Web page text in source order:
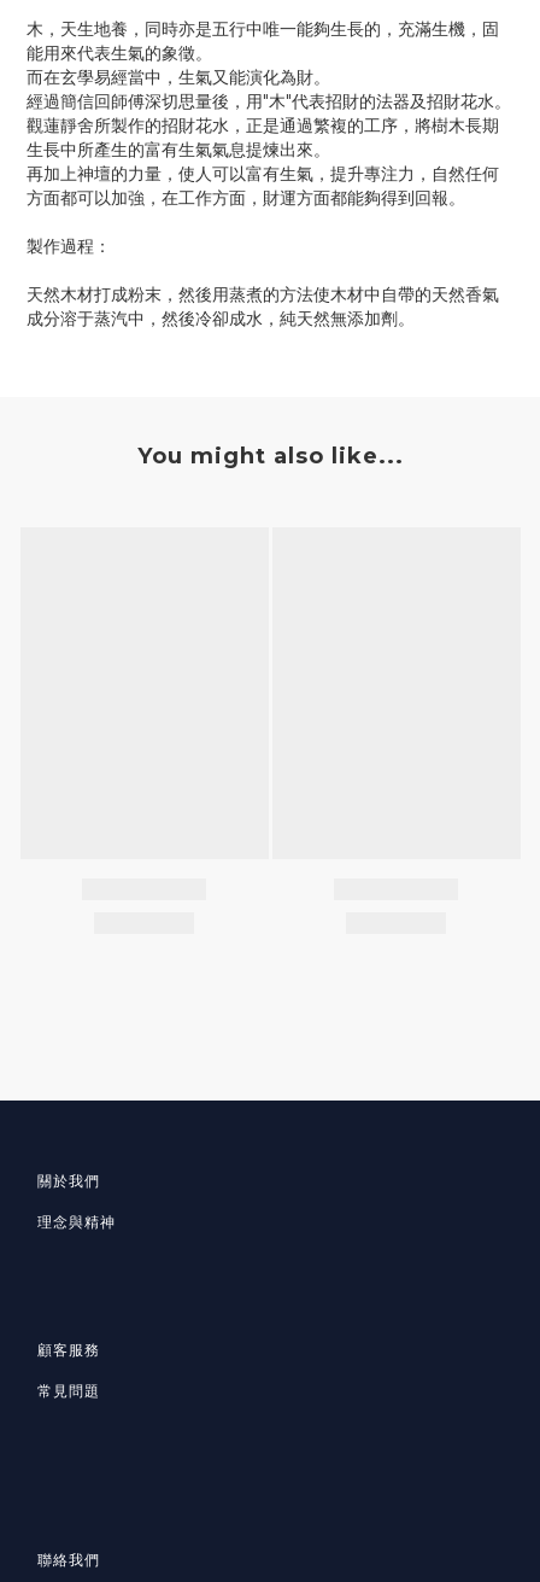
木，天生地養，同時亦是五行中唯一能夠生長的，充滿生機，固
能用來代表生氣的象徵。
而在玄學易經當中，生氣又能演化為財。
經過簡信回師傅深切思量後，用"木"代表招財的法器及招財花水。
觀蓮靜舍所製作的招財花水，正是通過繁複的工序，將樹木長期
生長中所產生的富有生氣氣息提煉出來。
再加上神壇的力量，使人可以富有生氣，提升專注力，自然任何
方面都可以加強，在工作方面，財運方面都能夠得到回報。
製作過程：
天然木材打成粉末，然後用蒸煮的方法使木材中自帶的天然香氣
成分溶于蒸汽中，然後冷卻成水，純天然無添加劑。
You might also like...
關於我們
理念與精神
顧客服務
常見問題
聯絡我們